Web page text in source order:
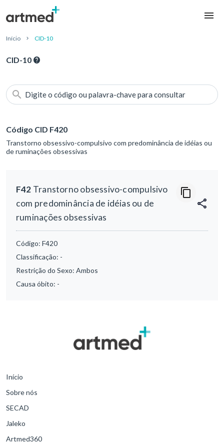
Início CID-10
CID-10
Digite o código ou palavra-chave para consultar
Código CID F420
Transtorno obsessivo-compulsivo com predominância de idéias ou
de ruminações obsessivas
F42 Transtorno obsessivo-compulsivo
com predominância de idéias ou de
ruminações obsessivas
Código: F420
Classificação: -
Restrição do Sexo: Ambos
Causa óbito: -
Início
Sobre nós
SECAD
Jaleko
Artmed360